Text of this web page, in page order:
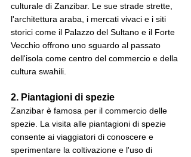
culturale di Zanzibar. Le sue strade strette,
l'architettura araba, i mercati vivaci e i siti
storici come il Palazzo del Sultano e il Forte
Vecchio offrono uno sguardo al passato
dell'isola come centro del commercio e della
cultura swahili.
2. Piantagioni di spezie
Zanzibar è famosa per il commercio delle
spezie. La visita alle piantagioni di spezie
consente ai viaggiatori di conoscere e
sperimentare la coltivazione e l'uso di